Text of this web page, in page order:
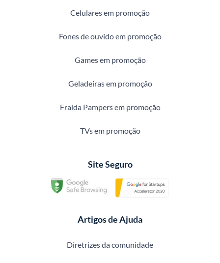
Celulares em promoção
Fones de ouvido em promoção
Games em promoção
Geladeiras em promoção
Fralda Pampers em promoção
TVs em promoção
Site Seguro
Artigos de Ajuda
Diretrizes da comunidade